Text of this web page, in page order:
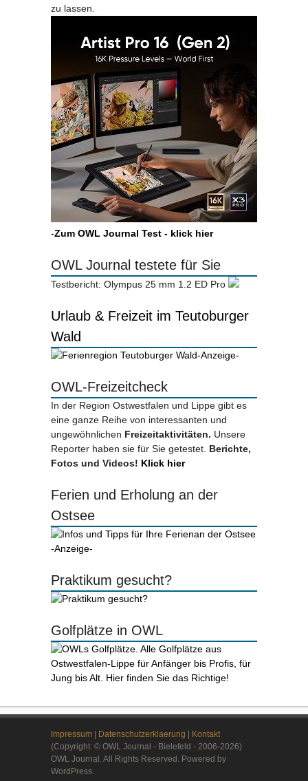
zu lassen.
-Zum OWL Journal Test - klick hier
OWL Journal testete für Sie
Testbericht: Olympus 25 mm 1.2 ED Pro
Urlaub & Freizeit im Teutoburger
Wald
-Anzeige-
OWL-Freizeitcheck
In der Region Ostwestfalen und Lippe gibt es
eine ganze Reihe von interessanten und
ungewöhnlichen Freizeitaktivitäten. Unsere
Reporter haben sie für Sie getestet. Berichte,
Fotos und Videos! Klick hier
Ferien und Erholung an der
Ostsee
-Anzeige-
Praktikum gesucht?
Golfplätze in OWL
Impressum Datenschutzerklaerung
Kontakt
(Copyright: © OWL Journal - Bielefeld - 2006-2026)
OWL Journal. All Rights Reserved. Powered by
WordPress.